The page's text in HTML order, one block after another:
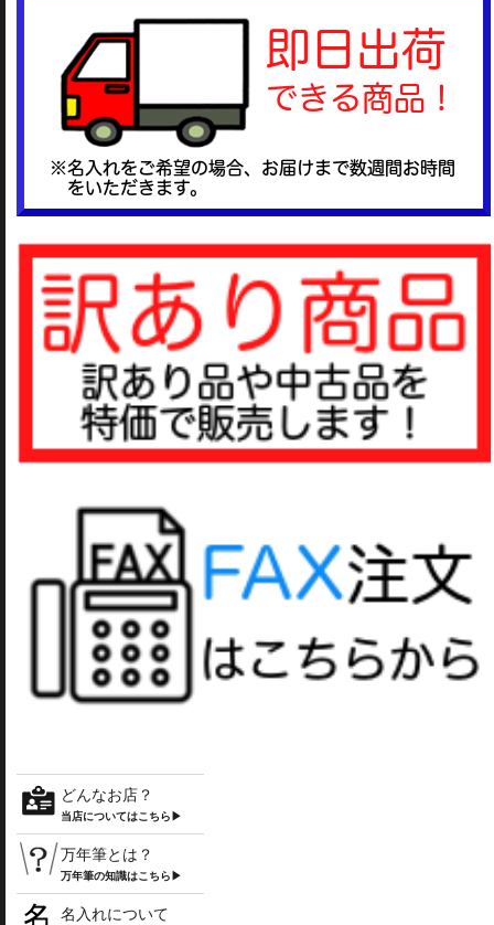
どんなお店？
当店についてはこちら▶
万年筆とは？
万年筆の知識はこちら▶
名入れについて